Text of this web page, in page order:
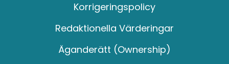
Korrigeringspolicy
Redaktionella Värderingar
Äganderätt (Ownership)